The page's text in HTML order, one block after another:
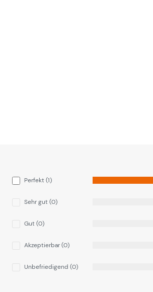
Perfekt (1)
Sehr gut (0)
Gut (0)
Akzeptierbar (0)
Unbefriedigend (0)